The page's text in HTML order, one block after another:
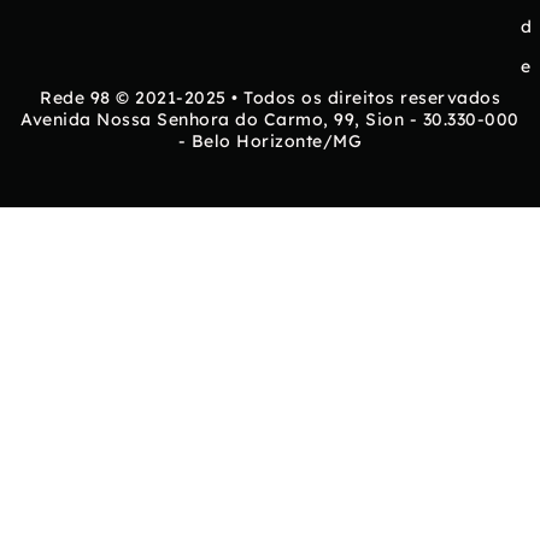
d
e
Rede 98 © 2021-2025 • Todos os direitos reservados
Avenida Nossa Senhora do Carmo, 99, Sion - 30.330-000
- Belo Horizonte/MG